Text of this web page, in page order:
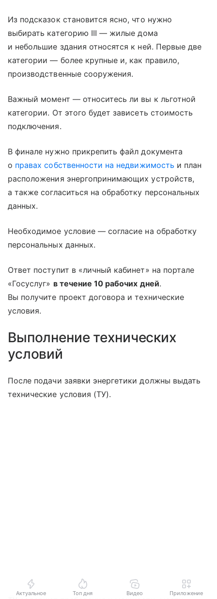
Из подсказок становится ясно, что нужно
выбирать категорию III — жилые дома
и небольшие здания относятся к ней. Первые две
категории — более крупные и, как правило,
производственные сооружения.
Важный момент — относитесь ли вы к льготной
категории. От этого будет зависеть стоимость
подключения.
В финале нужно прикрепить файл документа
о правах собственности на недвижимость и план
расположения энергопринимающих устройств,
а также согласиться на обработку персональных
данных.
Необходимое условие — согласие на обработку
персональных данных.
Ответ поступит в «личный кабинет» на портале
«Госуслуг» в течение 10 рабочих дней.
Вы получите проект договора и технические
условия.
Выполнение технических
условий
После подачи заявки энергетики должны выдать
технические условия (ТУ).
Актуальное Топ дня Видео Приложение